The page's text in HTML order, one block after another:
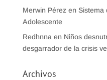
Merwin Pérez en Sistema
Adolescente
Redhnna en Niños
desgarrador de la crisis
Archivos